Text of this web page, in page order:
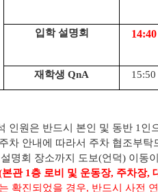
입학 설명회 14:40
재학생 QnA
인원은 반드시 본인 및 동반 1 인
차 안내에 따라서 주차 협조부탁
명회 장소까지 도보(언덕) 이동이
본관 1 층 로비 및 운동장, 주차장,
확진되었을 경우, 반드시 사전